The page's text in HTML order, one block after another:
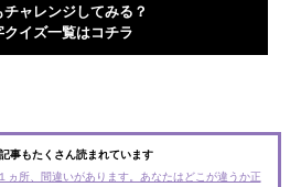
チャレンジしてみる？
クイズ一覧はコチラ
事もたくさん読まれています
ヵ所、間違いがあります。あなたはどこが違うか正